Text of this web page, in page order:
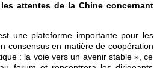
attentes de la Chine concernant
une plateforme importante pour les
consensus en matière de coopération
: la voie vers un avenir stable », ce